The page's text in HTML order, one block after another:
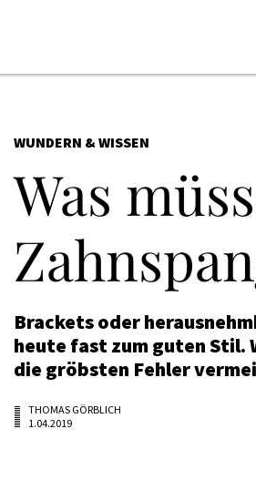
WUNDERN & WISSEN
Was
Brackets oder
heute fast zum guten Stil.
die gröbsten Fehler
THOMAS GÖRBLICH
1.04.2019